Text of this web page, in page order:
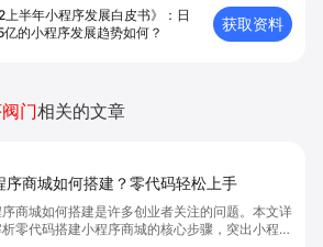
上半年小程序发展白皮书》：日
亿的小程序发展趋势如何？
获取资料
门相关的文章
序商城如何搭建？零代码轻松上手
商城如何搭建是许多创业者关注的问题。本文详
零代码搭建小程序商城的核心步骤，突出小程序